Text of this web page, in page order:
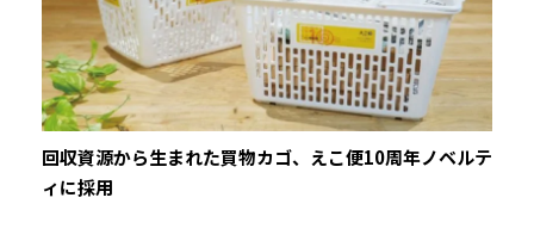
TEL：（042）724-6494 FAX：（042）724-6495
松本営業所
〒390-0852 長野県松本市島立1054番地の15（吉沢ビ
ル1階104号）
Googleマップ
回収資源から生まれた買物カゴ、えこ便10周年ノベルテ
ィに採用